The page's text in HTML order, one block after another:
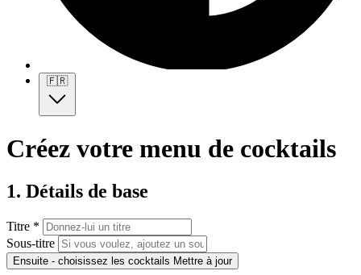
🇫🇷
Créez votre menu de cocktails
1. Détails de base
Titre *
Sous-titre
Ensuite - choisissez les cocktails Mettre à jour